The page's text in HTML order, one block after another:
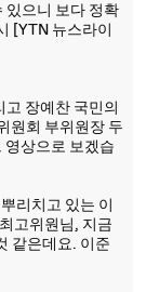
있으니 보다 정확
[YTN 뉴스라이
장예찬 국민의
원회 부위원장 두
영상으로 보겠습
리치고 있는 이
고위원님, 지금
같은데요. 이준